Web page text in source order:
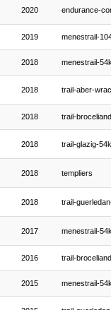
2020 endurance-
2019 menestrail-
2018 menestrail-
2018 trail-aber-
2018 trail-
2018 trail-glazig-
2018 templiers
2018 trail-
2017 menestrail-
2016 trail-
2015 menestrail-